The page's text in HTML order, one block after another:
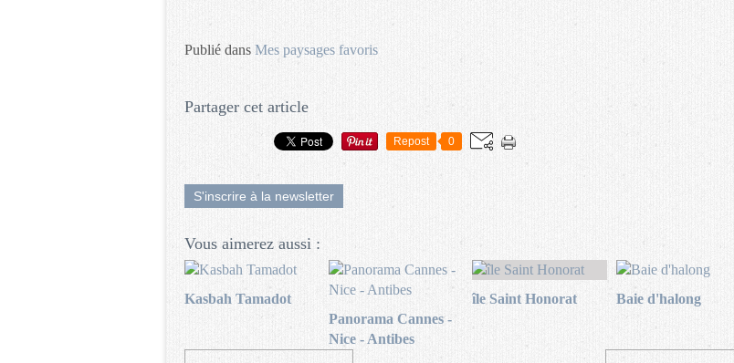
Publié dans Mes paysages favoris
Partager cet article
Repost 0
S'inscrire à la newsletter
Vous aimerez aussi :
Kasbah Tamadot
Panorama Cannes -
Nice - Antibes
île Saint Honorat Baie d'halong